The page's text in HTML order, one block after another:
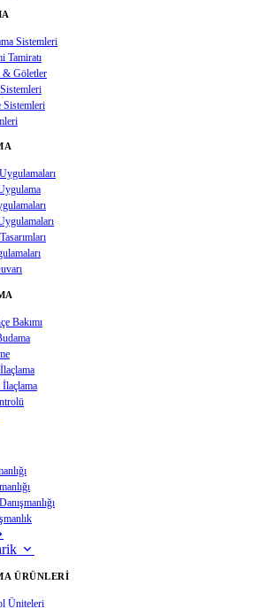
Sistemleri
Tamiratı
& Göletler
Sistemleri
Bakımı
ÜRÜNLERI
Üniteleri